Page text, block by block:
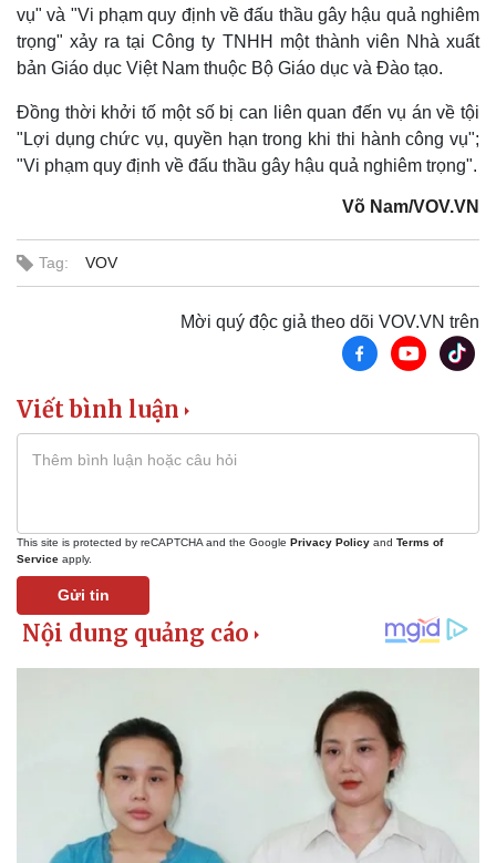
Kinh tế
Tiêu dùng
Chứng khoán
vụ" và "Vi phạm quy định về đấu thầu gây hậu quả nghiêm
trọng" xảy ra tại Công ty TNHH một thành viên Nhà xuất
bản Giáo dục Việt Nam thuộc Bộ Giáo dục và Đào tạo.
Đồng thời khởi tố một số bị can liên quan đến vụ án về tội
"Lợi dụng chức vụ, quyền hạn trong khi thi hành công vụ";
"Vi phạm quy định về đấu thầu gây hậu quả nghiêm trọng".
Võ Nam/VOV.VN
Tag: VOV
Mời quý độc giả theo dõi VOV.VN trên
Viết bình luận
This site is protected by reCAPTCHA and the Google Privacy Policy and Terms of
Service apply.
Gửi tin